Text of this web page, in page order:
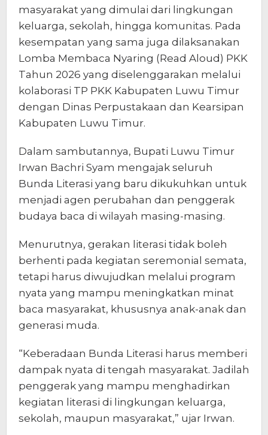
masyarakat yang dimulai dari lingkungan
keluarga, sekolah, hingga komunitas. Pada
kesempatan yang sama juga dilaksanakan
Lomba Membaca Nyaring (Read Aloud) PKK
Tahun 2026 yang diselenggarakan melalui
kolaborasi TP PKK Kabupaten Luwu Timur
dengan Dinas Perpustakaan dan Kearsipan
Kabupaten Luwu Timur.
Dalam sambutannya, Bupati Luwu Timur
Irwan Bachri Syam mengajak seluruh
Bunda Literasi yang baru dikukuhkan untuk
menjadi agen perubahan dan penggerak
budaya baca di wilayah masing-masing.
Menurutnya, gerakan literasi tidak boleh
berhenti pada kegiatan seremonial semata,
tetapi harus diwujudkan melalui program
nyata yang mampu meningkatkan minat
baca masyarakat, khususnya anak-anak dan
generasi muda.
“Keberadaan Bunda Literasi harus memberi
dampak nyata di tengah masyarakat. Jadilah
penggerak yang mampu menghadirkan
kegiatan literasi di lingkungan keluarga,
sekolah, maupun masyarakat,” ujar Irwan.